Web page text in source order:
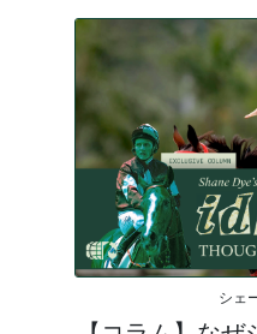
シェ